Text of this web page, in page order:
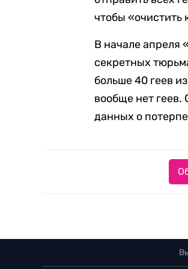
чтобы «очистить
В начале апреля
секретных
больше 40 геев
вообще нет геев.
данных о